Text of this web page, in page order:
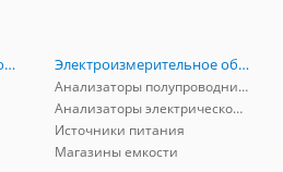
Радиоизмерительное оборудование
Электроизмерительное оборудование
Анализаторы полупроводников
Анализаторы электрической мощности
Источники питания
Магазины емкости